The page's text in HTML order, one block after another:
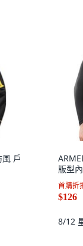
風 戶
版型
首購折
$126
8/12